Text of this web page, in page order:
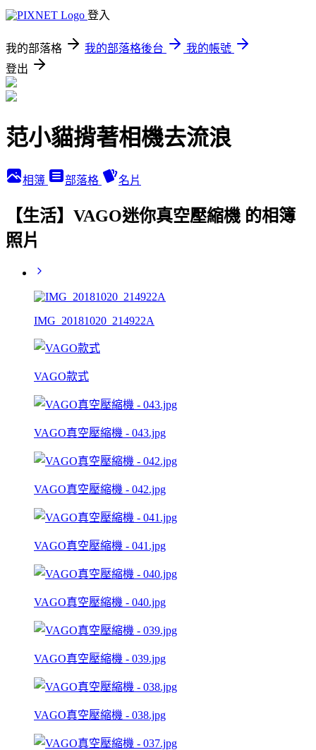
登入
我的部落格 我的部落格後台
我的帳號
登出
范小貓揹著相機去流浪
相簿 部落格 名片
【生活】VAGO迷你真空壓縮機 的相簿
照片
IMG_20181020_214922A
VAGO款式
VAGO真空壓縮機 - 043.jpg
VAGO真空壓縮機 - 042.jpg
VAGO真空壓縮機 - 041.jpg
VAGO真空壓縮機 - 040.jpg
VAGO真空壓縮機 - 039.jpg
VAGO真空壓縮機 - 038.jpg